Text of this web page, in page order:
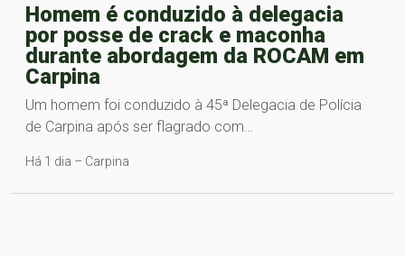
Homem é conduzido à delegacia
por posse de crack e maconha
durante abordagem da ROCAM em
Carpina
Um homem foi conduzido à 45ª Delegacia de Polícia
de Carpina após ser flagrado com…
Há 1 dia – Carpina